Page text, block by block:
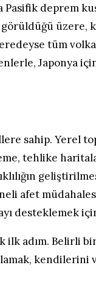
deprem
üzere,
tüm
Japonya
sahip. Yerel
tehlike
afet
desteklemek
adım. Belirli
kendilerini